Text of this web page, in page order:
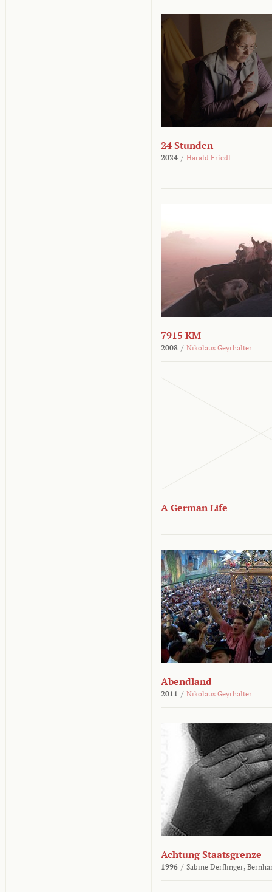
24 Stunden
2024 / Harald Friedl
7915 KM
2008 / Nikolaus Geyrhalter
A German Life
Abendland
2011 / Nikolaus Geyrhalter
Achtung Staatsgrenze
1996 / Sabine Derflinger,